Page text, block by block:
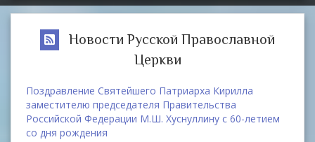
Новости Русской Православной
Церкви
Поздравление Святейшего Патриарха Кирилла
заместителю председателя Правительства
Российской Федерации М.Ш. Хуснуллину с 60-летием
со дня рождения